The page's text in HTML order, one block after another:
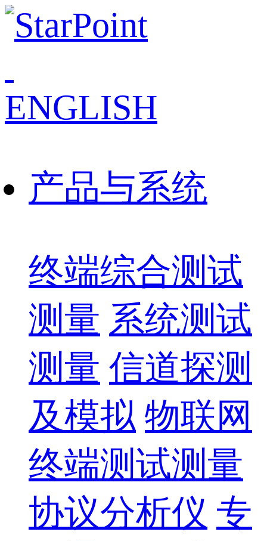
ENGLISH
产品与系统
终端综合测试
测量 系统测试
测量 信道探测
及模拟 物联网
终端测试测量
协议分析仪 专